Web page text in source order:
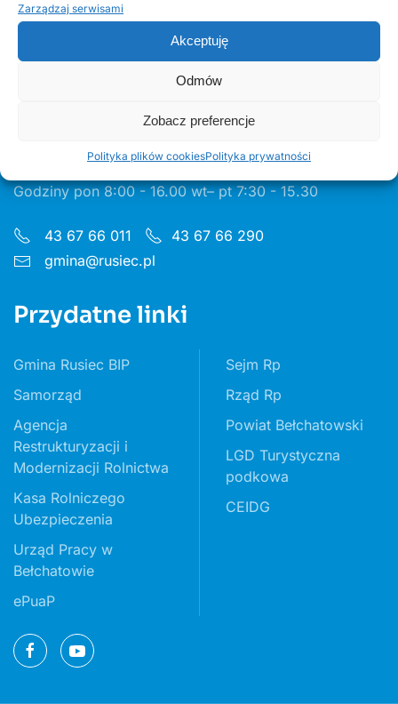
Zarządzaj serwisami
Akceptuję
Odmów
Zobacz preferencje
Polityka plików cookiesPolityka prywatności
Urząd Gminy w Ruścu
ul. Wieluńska 35, 97-438 Rusiec
Godziny pon 8:00 - 16.00 wt– pt 7:30 - 15.30
43 67 66 011
43 67 66 290
gmina@rusiec.pl
Przydatne linki
Gmina Rusiec BIP
Samorząd
Agencja
Restrukturyzacji i
Modernizacji Rolnictwa
Kasa Rolniczego
Ubezpieczenia
Urząd Pracy w
Bełchatowie
ePuaP
Sejm Rp
Rząd Rp
Powiat Bełchatowski
LGD Turystyczna
podkowa
CEIDG